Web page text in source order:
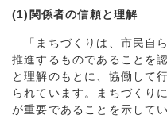
(1)関係者の信頼と理解
「まちづくりは、市民自
推進するものであることを
と理解のもとに、協働して
られています。まちづくり
が重要であることを示してい